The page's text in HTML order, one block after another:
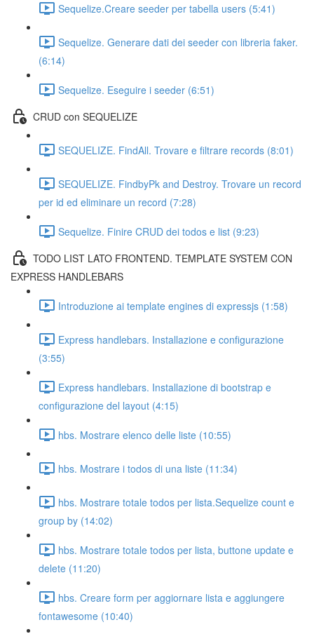
Sequelize.Creare seeder per tabella users (5:41)
Sequelize. Generare dati dei seeder con libreria faker.
(6:14)
Sequelize. Eseguire i seeder (6:51)
CRUD con SEQUELIZE
SEQUELIZE. FindAll. Trovare e filtrare records (8:01)
SEQUELIZE. FindbyPk and Destroy. Trovare un record
per id ed eliminare un record (7:28)
Sequelize. Finire CRUD dei todos e list (9:23)
TODO LIST LATO FRONTEND. TEMPLATE SYSTEM CON
EXPRESS HANDLEBARS
Introduzione ai template engines di expressjs (1:58)
Express handlebars. Installazione e configurazione
(3:55)
Express handlebars. Installazione di bootstrap e
configurazione del layout (4:15)
hbs. Mostrare elenco delle liste (10:55)
hbs. Mostrare i todos di una liste (11:34)
hbs. Mostrare totale todos per lista.Sequelize count e
group by (14:02)
hbs. Mostrare totale todos per lista, buttone update e
delete (11:20)
hbs. Creare form per aggiornare lista e aggiungere
fontawesome (10:40)